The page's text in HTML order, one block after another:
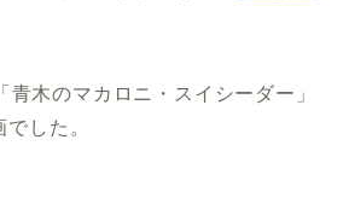
青木のマカロニ・スイシーダー」
した。